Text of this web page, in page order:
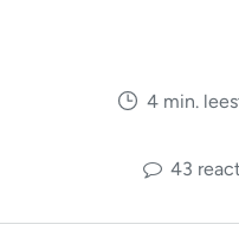
4 min.
43